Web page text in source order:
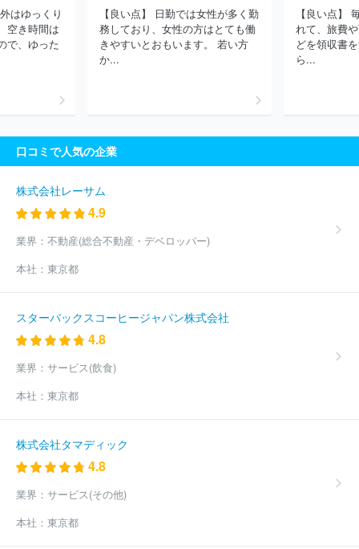
株式会社地域新聞社
株式会社ロマ
株式会社ブライダル産業新聞
社
株式会社医療タイムス社 株式会社神戸新聞社
株式会社高知
新聞社
福島民友新聞株式会社 株式会社かちまいサービス
株式
富士ニュース社
株式会社地域情報新聞
聞福山制作センター
株式会社レッツ
株式会社石油化学新聞社
熊日都市圏販売株式会社
はゆっくり
空き時間は
で、ゆった
【良い点】 日勤では女性が多く勤
務しており、女性の方はとても働
きやすいとおもいます。 若い方
か...
【良い点】
れて、旅費
どを領収書
ら...
口コミで人気の企業
株式会社レーサム
4.9
業界： 不動産(総合不動産・デベロッパー)
本社： 東京都
スターバックスコーヒージャパン株式会社
4.8
業界： サービス(飲食)
本社： 東京都
株式会社タマディック
4.8
業界： サービス(その他)
本社： 東京都